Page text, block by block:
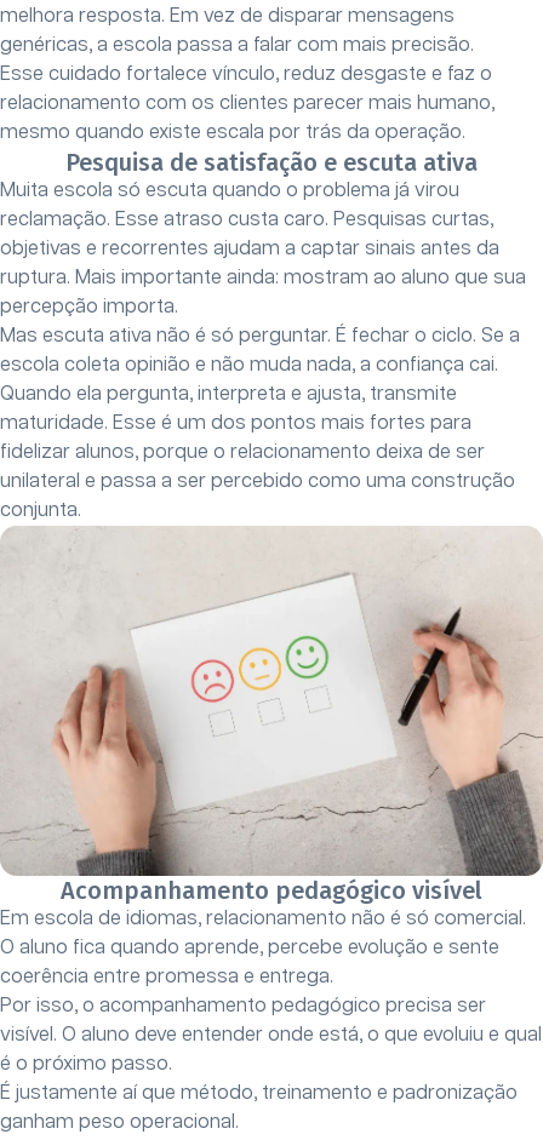
melhora resposta. Em vez de disparar mensagens
genéricas, a escola passa a falar com mais precisão.
Esse cuidado fortalece vínculo, reduz desgaste e faz o
relacionamento com os clientes parecer mais humano,
mesmo quando existe escala por trás da operação.
Pesquisa de satisfação e escuta ativa
Muita escola só escuta quando o problema já virou
reclamação. Esse atraso custa caro. Pesquisas curtas,
objetivas e recorrentes ajudam a captar sinais antes da
ruptura. Mais importante ainda: mostram ao aluno que sua
percepção importa.
Mas escuta ativa não é só perguntar. É fechar o ciclo. Se a
escola coleta opinião e não muda nada, a confiança cai.
Quando ela pergunta, interpreta e ajusta, transmite
maturidade. Esse é um dos pontos mais fortes para
fidelizar alunos, porque o relacionamento deixa de ser
unilateral e passa a ser percebido como uma construção
conjunta.
Acompanhamento pedagógico visível
Em escola de idiomas, relacionamento não é só comercial.
O aluno fica quando aprende, percebe evolução e sente
coerência entre promessa e entrega.
Por isso, o acompanhamento pedagógico precisa ser
visível. O aluno deve entender onde está, o que evoluiu e qual
é o próximo passo.
É justamente aí que método, treinamento e padronização
ganham peso operacional.